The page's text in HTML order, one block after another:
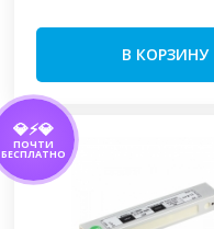
В КОРЗИНУ
💎⚡💎
ПОЧТИ
БЕСПЛАТНО